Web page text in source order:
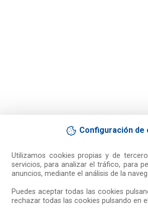
Configuración de
Utilizamos cookies propias y de
servicios, para analizar el tráfico, para
anuncios, mediante el análisis de la
Puedes aceptar todas las cookies
rechazar todas las cookies pulsando en